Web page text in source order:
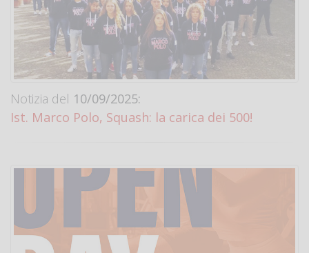
Notizia del 10/09/2025:
Ist. Marco Polo, Squash: la carica dei 500!